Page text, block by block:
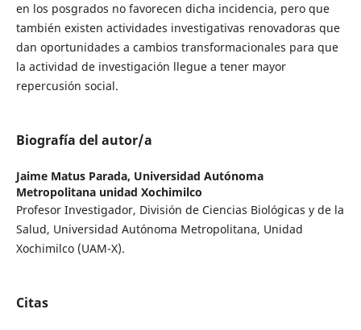
en los posgrados no favorecen dicha incidencia, pero que
también existen actividades investigativas renovadoras que
dan oportunidades a cambios transformacionales para que
la actividad de investigación llegue a tener mayor
repercusión social.
Biografía del autor/a
Jaime Matus Parada, Universidad Autónoma
Metropolitana unidad Xochimilco
Profesor Investigador, División de Ciencias Biológicas y de la
Salud, Universidad Autónoma Metropolitana, Unidad
Xochimilco (UAM-X).
Citas